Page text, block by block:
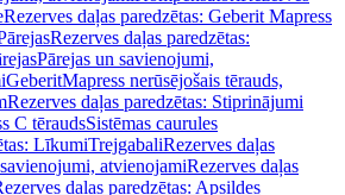
Rezerves daļas paredzētas: Geberit Mapress
Rezerves daļas paredzētas:
Pārejas un savienojumi,
GeberitMapress nerūsējošais tērauds,
Rezerves daļas paredzētas: Stiprinājumi
C tēraudsSistēmas caurules
LīkumiTrejgabaliRezerves daļas
atvienojamiRezerves daļas
daļas paredzētas: Apsildes